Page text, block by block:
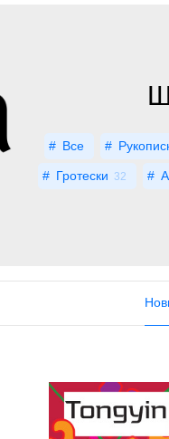
Все
Гротески 32